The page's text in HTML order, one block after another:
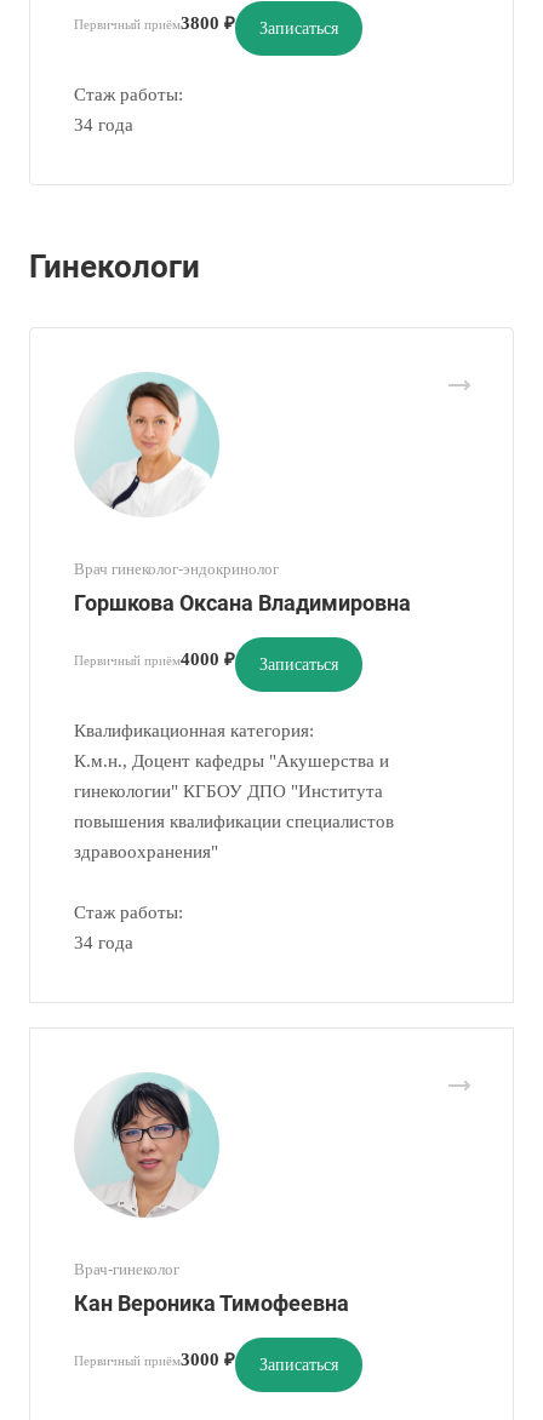
Первичный приём3800 ₽ Записаться
Стаж работы:
34 года
Гинекологи
Врач гинеколог-эндокринолог
Горшкова Оксана Владимировна
Первичный приём4000 ₽ Записаться
Квалификационная категория:
К.м.н., Доцент кафедры "Акушерства и
гинекологии" КГБОУ ДПО "Института
повышения квалификации специалистов
здравоохранения"
Стаж работы:
34 года
Врач-гинеколог
Кан Вероника Тимофеевна
Первичный приём3000 ₽ Записаться